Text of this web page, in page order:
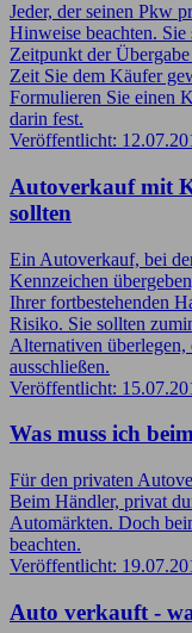
Jeder, der seinen Pkw
Hinweise beachten.
Zeitpunkt der
Zeit Sie dem Käufer
Formulieren Sie einen
darin fest.
Veröffentlicht:
Autoverkauf mit
sollten
Ein Autoverkauf, bei
Kennzeichen
Ihrer fortbestehenden
Risiko. Sie sollten
Alternativen überlegen,
ausschließen.
Veröffentlicht:
Was muss ich
Für den privaten
Beim Händler, privat
Automärkten. Doch
beachten.
Veröffentlicht:
Auto verkauft -